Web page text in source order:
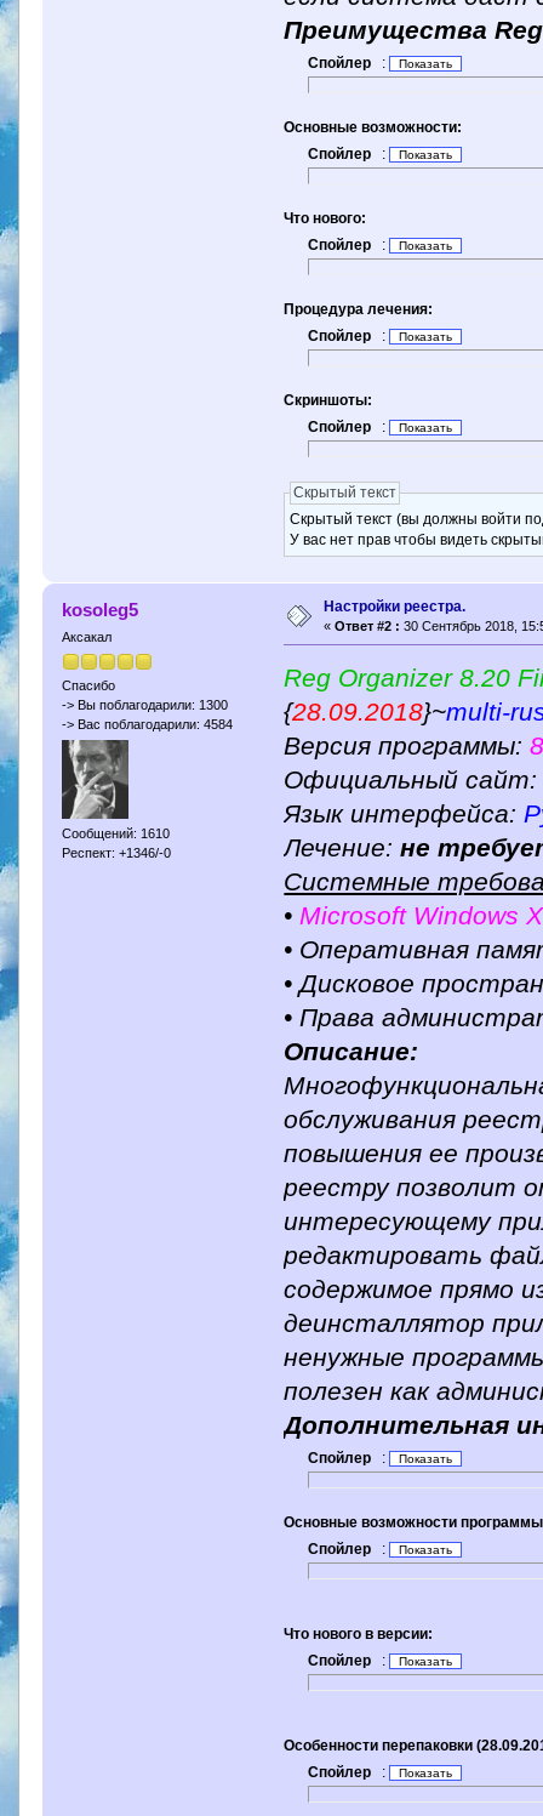
Преимущества
Спойлер :
Основные возможности:
Спойлер
:
Что нового:
Спойлер
:
Процедура лечения:
Спойлер
:
Скриншоты:
Спойлер
:
Скрытый текст
Скрытый текст (вы должны войти
У вас нет прав чтобы видеть
kosoleg5
Аксакал
Спасибо
-> Вы поблагодарили: 1300
-> Вас поблагодарили: 4584
Сообщений: 1610
Респект: +1346/-0
Настройки реестра.
« Ответ #2 : 30 Сентябрь 2018,
Reg Organizer 8.20
{28.09.2018}~multi-
Версия программы:
Официальный
Язык интерфейса:
Лечение:не
Системные
• Microsoft Windows
• Оперативная
• Дисковое
• Права
Описание:
обслуживания
повышения ее
реестру позволит
интересующему
редактировать
содержимое прямо
деинсталлятор
ненужные
полезен как
Дополнительная
Спойлер :
Основные возможности
Спойлер
:
Что нового в версии:
Спойлер
:
Особенности перепаковки
Спойлер
: